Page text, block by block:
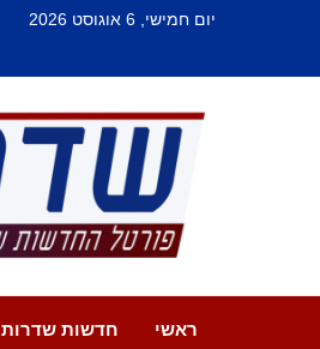
יום חמישי, 6 אוגוסט 2026
ראשי חדשות שדרות